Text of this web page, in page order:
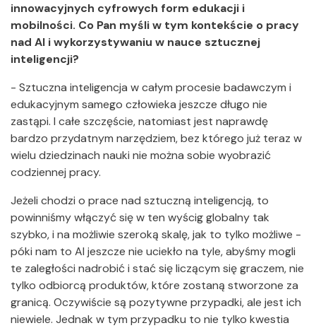
innowacyjnych cyfrowych form edukacji i
mobilności. Co Pan myśli w tym kontekście o pracy
nad AI i wykorzystywaniu w nauce sztucznej
inteligencji?
- Sztuczna inteligencja w całym procesie badawczym i
edukacyjnym samego człowieka jeszcze długo nie
zastąpi. I całe szczęście, natomiast jest naprawdę
bardzo przydatnym narzędziem, bez którego już teraz w
wielu dziedzinach nauki nie można sobie wyobrazić
codziennej pracy.
Jeżeli chodzi o prace nad sztuczną inteligencją, to
powinniśmy włączyć się w ten wyścig globalny tak
szybko, i na możliwie szeroką skalę, jak to tylko możliwe -
póki nam to AI jeszcze nie uciekło na tyle, abyśmy mogli
te zaległości nadrobić i stać się liczącym się graczem, nie
tylko odbiorcą produktów, które zostaną stworzone za
granicą. Oczywiście są pozytywne przypadki, ale jest ich
niewiele. Jednak w tym przypadku to nie tylko kwestia